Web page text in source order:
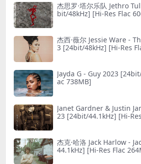
杰思罗·塔尔乐队 Jethro
bit/48kHz] [Hi-Res Flac
杰西·薇尔 Jessie Ware -
3 [24bit/48kHz] [Hi-Res
Jayda G - Guy 2023
ac 738MB]
Janet Gardner & Justin
23 [24bit/44.1kHz] [Hi-
杰克·哈洛 Jack Harlow -
44.1kHz] [Hi-Res Flac